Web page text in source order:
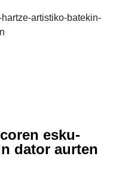
esku-
dator aurten